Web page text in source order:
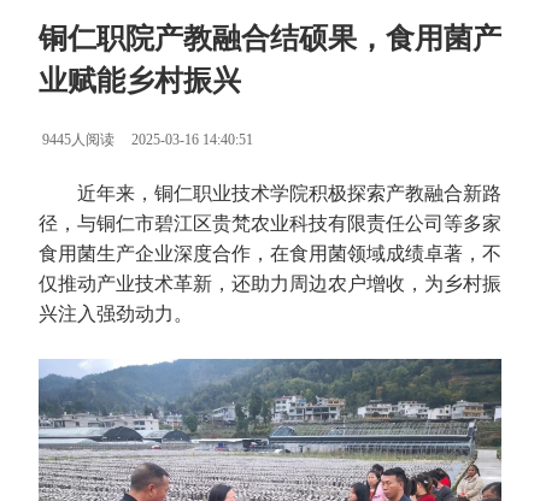
铜仁职院产教融合结硕果，食用菌产
业赋能乡村振兴
9445人阅读 2025-03-16 14:40:51
近年来，铜仁职业技术学院积极探索产教融合新路
径，与铜仁市碧江区贵梵农业科技有限责任公司等多家
食用菌生产企业深度合作，在食用菌领域成绩卓著，不
仅推动产业技术革新，还助力周边农户增收，为乡村振
兴注入强劲动力。